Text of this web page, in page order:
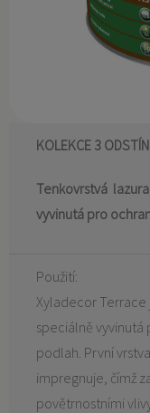
KOLEKCE 3
Tenkovrstvá
vyvinutá pro
Použití:
Xyladecor
speciálně
podlah. První
impregnuje, čímž
povětrnostními